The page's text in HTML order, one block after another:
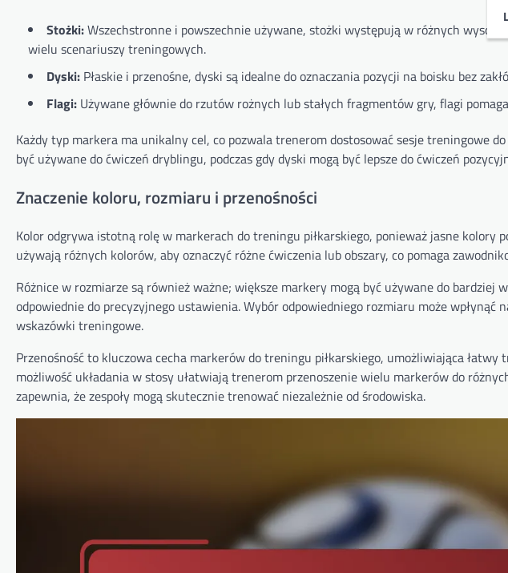
Stożki:Wszechstronne i powszechnie używane, stożki występują w różnych
wielu scenariuszy treningowych.
Dyski: Płaskie i przenośne, dyski są idealne do oznaczania pozycji na boisku bez
Flagi: Używane głównie do rzutów rożnych lub stałych fragmentów gry, flagi
Każdy typ markera ma unikalny cel, co pozwala trenerom dostosować sesje treningowe
być używane do ćwiczeń dryblingu, podczas gdy dyski mogą być lepsze do ćwiczeń
Znaczenie koloru, rozmiaru i przenośności
Kolor odgrywa istotną rolę w markerach do treningu piłkarskiego, ponieważ jasne kolory
używają różnych kolorów, aby oznaczyć różne ćwiczenia lub obszary, co pomaga
Różnice w rozmiarze są również ważne; większe markery mogą być używane do bardziej
odpowiednie do precyzyjnego ustawienia. Wybór odpowiedniego rozmiaru może wpłynąć
wskazówki treningowe.
Przenośność to kluczowa cecha markerów do treningu piłkarskiego, umożliwiająca
możliwość układania w stosy ułatwiają trenerom przenoszenie wielu markerów do
zapewnia, że zespoły mogą skutecznie trenować niezależnie od środowiska.